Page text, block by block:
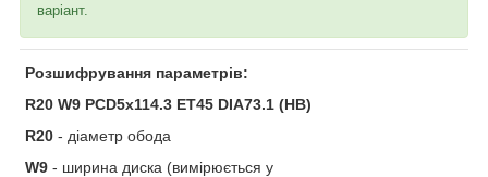
варіант.
Розшифрування параметрів:
R20 W9 PCD5x114.3 ET45 DIA73.1 (HB)
R20 - діаметр обода
W9 - ширина диска (вимірюється у